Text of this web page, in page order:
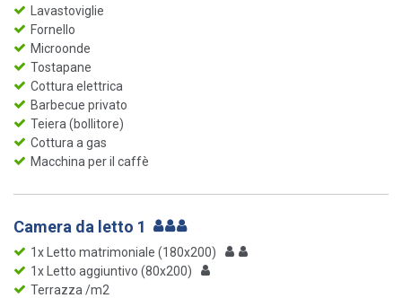
Lavastoviglie
Fornello
Microonde
Tostapane
Cottura elettrica
Barbecue privato
Teiera (bollitore)
Cottura a gas
Macchina per il caffè
Camera da letto 1
1x Letto matrimoniale (180x200)
1x Letto aggiuntivo (80x200)
Terrazza /m2